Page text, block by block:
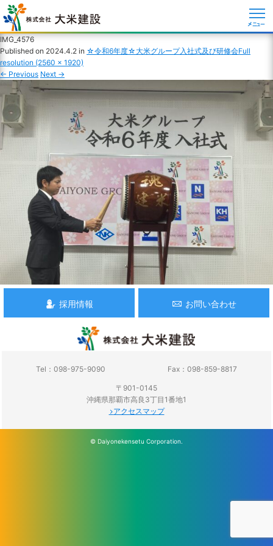
メニュー
IMG_4576
Published on 2024.4.2 in ☆令和6年度☆大米グループ入社式及び研修会Full
resolution (2560 × 1920)
← Previous Next →
採用情報 お問い合わせ
Tel：098-975-9090 Fax：098-859-8817
〒901-0145
沖縄県那覇市高良3丁目1番地1
アクセスマップ
© Daiyonekensetu Corporation.